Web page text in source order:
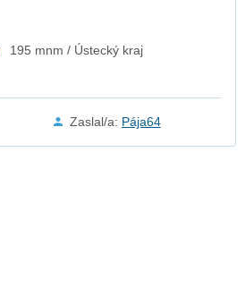
195 mnm / Ústecký kraj
Zaslal/a: Pája64